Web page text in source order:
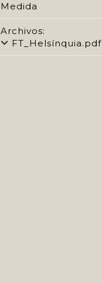
Medida
Archivos:
FT_Helsínquia.pdf